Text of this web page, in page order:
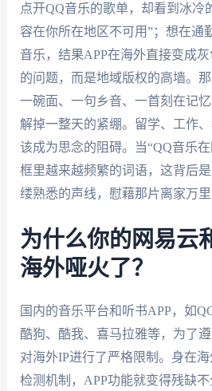
点开QQ音乐的歌单，却看到冰冷
容在你所在地区不可用”；想在通
音乐，结果APP在海外直接变成
的问题，而是地域版权的高墙。那
一碗面、一句乡音、一首刻在记
解掉一整天的紧绷。留学、工作
该成为思念的阻碍。当“QQ音乐
框里越来越频繁的词语，这背后
缕熟悉的声线，慰藉那片离家万里
为什么你的网易云
海外哑火了？
国内的音乐平台和听书APP，如
酷狗、酷我、喜马拉雅等，为了
对海外IP进行了严格限制。身在
检测机制，APP功能就变得残缺